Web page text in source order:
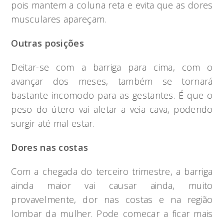
pois mantem a coluna reta e evita que as dores
musculares apareçam.
Outras posições
Deitar-se com a barriga para cima, com o
avançar dos meses, também se tornará
bastante incomodo para as gestantes. É que o
peso do útero vai afetar a veia cava, podendo
surgir até mal estar.
Dores nas costas
Com a chegada do terceiro trimestre, a barriga
ainda maior vai causar ainda, muito
provavelmente, dor nas costas e na região
lombar da mulher. Pode começar a ficar mais